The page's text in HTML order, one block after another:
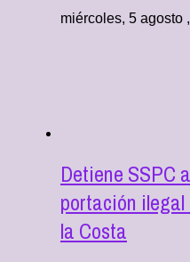
miércoles, 5 agosto
Detiene SSPC
portación ilegal
la Costa